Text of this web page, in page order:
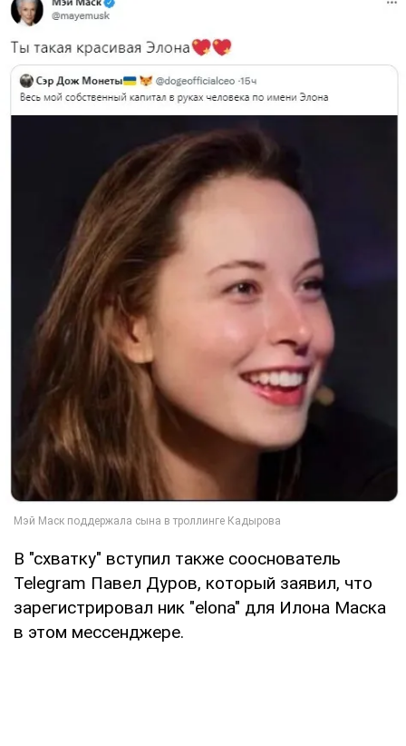
В "схватку" вступил также сооснователь
Telegram Павел Дуров, который заявил, что
зарегистрировал ник "elona" для Илона Маска
в этом мессенджере.